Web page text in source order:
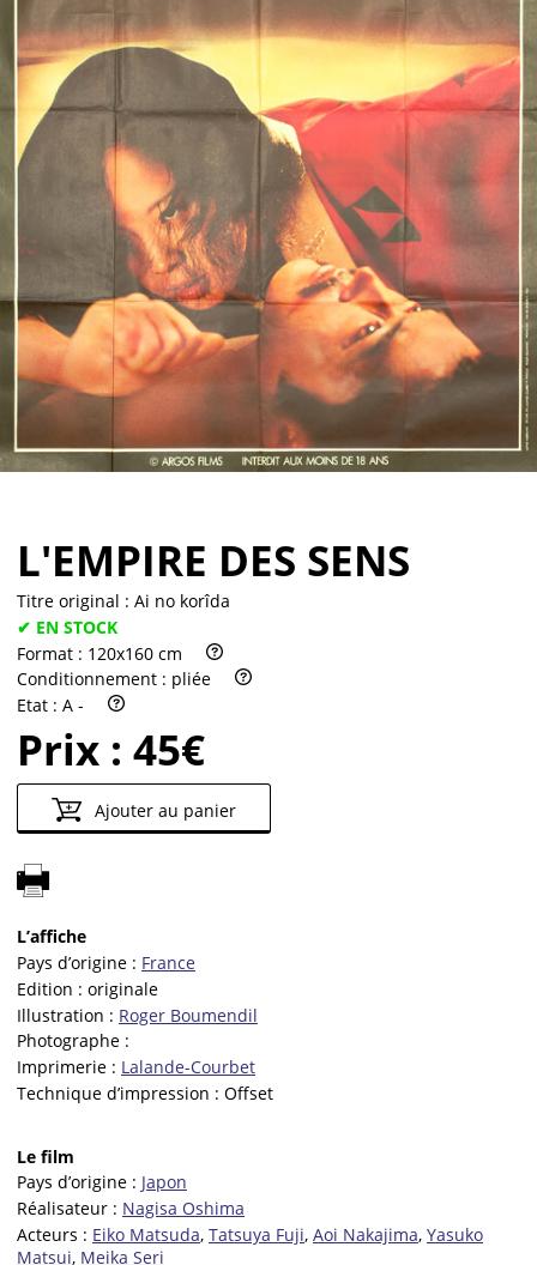
Vendre
L'EMPIRE DES SENS
Titre original : Ai no korîda
✔ EN STOCK
Format : 120x160 cm
Conditionnement : pliée
Etat : A -
Prix : 45€
Ajouter au panier
L’affiche
Pays d’origine : France
Edition : originale
Illustration : Roger Boumendil
Photographe :
Imprimerie : Lalande-Courbet
Technique d’impression : Offset
Le film
Pays d’origine : Japon
Réalisateur : Nagisa Oshima
Acteurs : Eiko Matsuda, Tatsuya Fuji, Aoi Nakajima, Yasuko
Matsui, Meika Seri